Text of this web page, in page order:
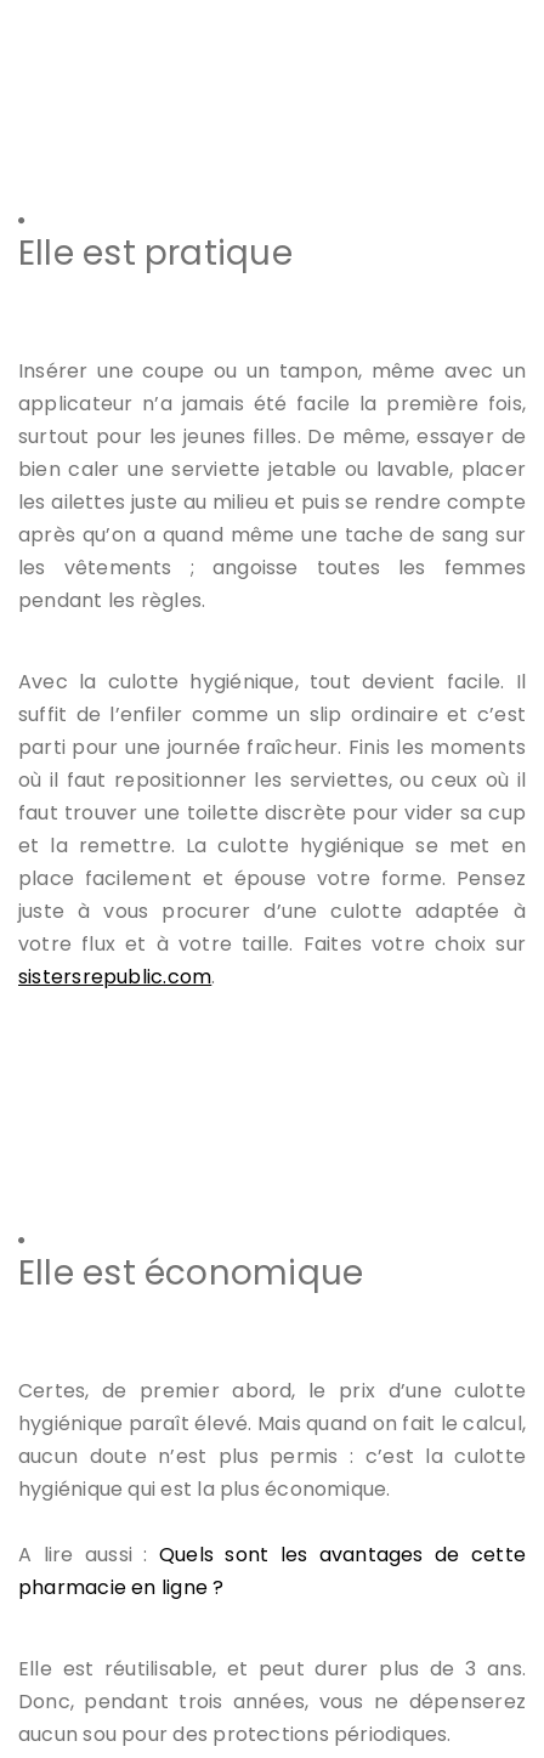
Elle est pratique
Insérer une coupe ou un tampon, même avec un
applicateur n’a jamais été facile la première fois,
surtout pour les jeunes filles. De même, essayer de
bien caler une serviette jetable ou lavable, placer
les ailettes juste au milieu et puis se rendre compte
après qu’on a quand même une tache de sang sur
les vêtements ; angoisse toutes les femmes
pendant les règles.
Avec la culotte hygiénique, tout devient facile. Il
suffit de l’enfiler comme un slip ordinaire et c’est
parti pour une journée fraîcheur. Finis les moments
où il faut repositionner les serviettes, ou ceux où il
faut trouver une toilette discrète pour vider sa cup
et la remettre. La culotte hygiénique se met en
place facilement et épouse votre forme. Pensez
juste à vous procurer d’une culotte adaptée à
votre flux et à votre taille. Faites votre choix sur
sistersrepublic.com.
Elle est économique
Certes, de premier abord, le prix d’une culotte
hygiénique paraît élevé. Mais quand on fait le calcul,
aucun doute n’est plus permis : c’est la culotte
hygiénique qui est la plus économique.
A lire aussi : Quels sont les avantages de cette
pharmacie en ligne ?
Elle est réutilisable, et peut durer plus de 3 ans.
Donc, pendant trois années, vous ne dépenserez
aucun sou pour des protections périodiques.